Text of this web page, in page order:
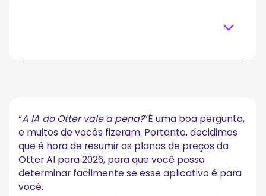
Explorando os planos de preços da Otter AI
Plano Otter AI Free
Plano Otter AI Pro
Plano de negócios Otter AI
Plano Otter AI Enterprise
“A IA do Otter vale a pena?“É uma boa pergunta,
e muitos de vocês fizeram. Portanto, decidimos
que é hora de resumir os planos de preços da
Otter AI para 2026, para que você possa
determinar facilmente se esse aplicativo é para
você.